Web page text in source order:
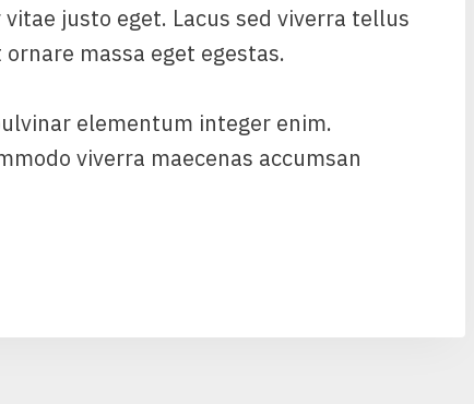
justo eget. Lacus sed viverra tellus
massa eget egestas.
elementum integer enim.
viverra maecenas accumsan